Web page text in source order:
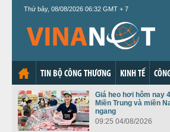
Thứ bảy, 08/08/2026 06:32 GMT + 7
TIN BỘ CÔNG THƯƠNG KINH TẾ
Giá heo hơi hôm nay
Miền Trung và miền
ngang
09:25 04/08/2026